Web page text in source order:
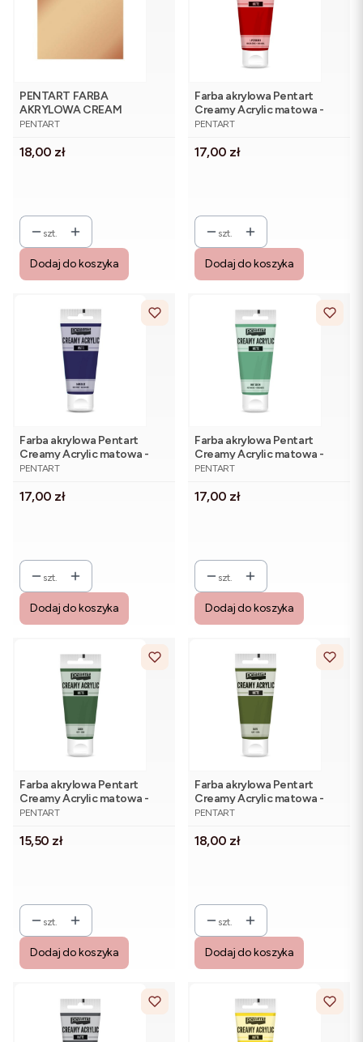
PENTART FARBA
AKRYLOWA CREAM
METALICZNA ANT.MIEDŹ
PRODUCENT
PENTART
Cena
18,00 zł
szt.
Dodaj do koszyka
Farba akrylowa Pentart
Creamy Acrylic matowa -
szminka 60 ml
PRODUCENT
PENTART
Cena
17,00 zł
szt.
Dodaj do koszyka
Farba akrylowa Pentart
Creamy Acrylic matowa -
granat 60 ml
PRODUCENT
PENTART
Cena
17,00 zł
szt.
Dodaj do koszyka
Farba akrylowa Pentart
Creamy Acrylic matowa -
mięta 60 ml
PRODUCENT
PENTART
Cena
17,00 zł
szt.
Dodaj do koszyka
Farba akrylowa Pentart
Creamy Acrylic matowa -
zielona 60 ml
PRODUCENT
PENTART
Cena
15,50 zł
szt.
Dodaj do koszyka
Farba akrylowa Pentart
Creamy Acrylic matowa -
oliwka 60 ml
PRODUCENT
PENTART
Cena
18,00 zł
szt.
Dodaj do koszyka